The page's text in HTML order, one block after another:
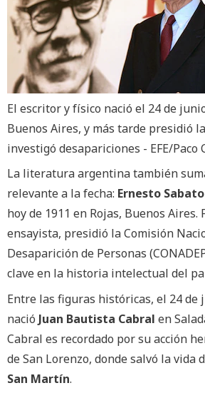
El escritor y físico nació el 24 de
Buenos Aires, y más tarde presidió
investigó desapariciones - EFE/Paco
La literatura argentina también
relevante a la fecha: Ernesto Sabato
hoy de 1911 en Rojas, Buenos Aires.
ensayista, presidió la Comisión
Desaparición de Personas
clave en la historia intelectual del
Entre las figuras históricas, el 24 de
nació Juan Bautista Cabral en
Cabral es recordado por su acción
de San Lorenzo, donde salvó la vida
San Martín.